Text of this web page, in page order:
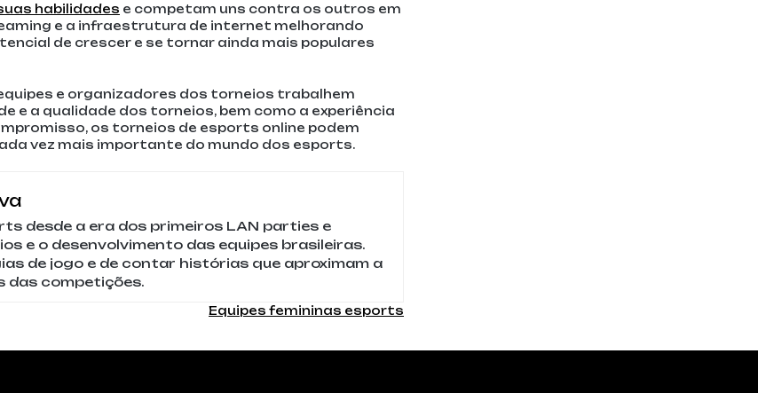
habilidades e competam uns contra os outros em
e a infraestrutura de internet melhorando
de crescer e se tornar ainda mais populares
e organizadores dos torneios trabalhem
e a qualidade dos torneios, bem como a experiência
os torneios de esports online podem
vez mais importante do mundo dos esports.
desde a era dos primeiros LAN parties e
e o desenvolvimento das equipes brasileiras.
de jogo e de contar histórias que aproximam a
das competições.
Equipes femininas esports